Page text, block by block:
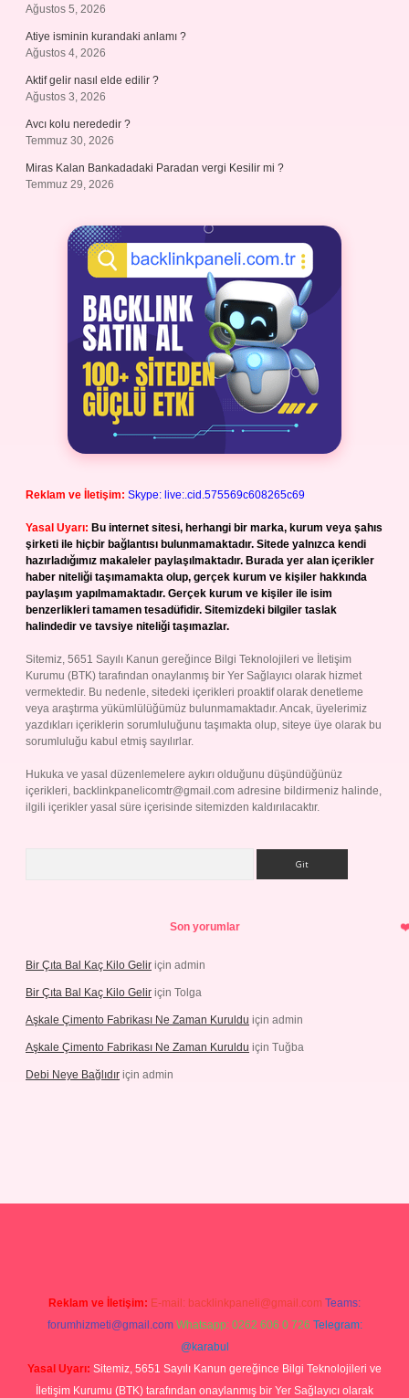
Ağustos 5, 2026
Atiye isminin kurandaki anlamı ?
Ağustos 4, 2026
Aktif gelir nasıl elde edilir ?
Ağustos 3, 2026
Avcı kolu nerededir ?
Temmuz 30, 2026
Miras Kalan Bankadadaki Paradan vergi Kesilir mi ?
Temmuz 29, 2026
Reklam ve İletişim: Skype: live:.cid.575569c608265c69
Yasal Uyarı: Bu internet sitesi, herhangi bir marka, kurum veya şahıs
şirketi ile hiçbir bağlantısı bulunmamaktadır. Sitede yalnızca kendi
hazırladığımız makaleler paylaşılmaktadır. Burada yer alan içerikler
haber niteliği taşımamakta olup, gerçek kurum ve kişiler hakkında
paylaşım yapılmamaktadır. Gerçek kurum ve kişiler ile isim
benzerlikleri tamamen tesadüfidir. Sitemizdeki bilgiler taslak
halindedir ve tavsiye niteliği taşımazlar.
Sitemiz, 5651 Sayılı Kanun gereğince Bilgi Teknolojileri ve İletişim
Kurumu (BTK) tarafından onaylanmış bir Yer Sağlayıcı olarak hizmet
vermektedir. Bu nedenle, sitedeki içerikleri proaktif olarak denetleme
veya araştırma yükümlülüğümüz bulunmamaktadır. Ancak, üyelerimiz
yazdıkları içeriklerin sorumluluğunu taşımakta olup, siteye üye olarak bu
sorumluluğu kabul etmiş sayılırlar.
Hukuka ve yasal düzenlemelere aykırı olduğunu düşündüğünüz
içerikleri, backlinkpanelicomtr@gmail.com adresine bildirmeniz halinde,
ilgili içerikler yasal süre içerisinde sitemizden kaldırılacaktır.
Son yorumlar
Bir Çıta Bal Kaç Kilo Gelir için admin
Bir Çıta Bal Kaç Kilo Gelir için Tolga
Aşkale Çimento Fabrikası Ne Zaman Kuruldu için admin
Aşkale Çimento Fabrikası Ne Zaman Kuruldu için Tuğba
Debi Neye Bağlıdır için admin
Reklam ve İletişim: E-mail: backlinkpaneli@gmail.com Teams:
forumhizmeti@gmail.com Whatsapp: 0262 606 0 726 Telegram:
@karabul
Yasal Uyarı: Sitemiz, 5651 Sayılı Kanun gereğince Bilgi Teknolojileri ve
İletişim Kurumu (BTK) tarafından onaylanmış bir Yer Sağlayıcı olarak